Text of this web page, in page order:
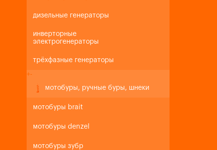
дизельные генераторы
инверторные
электрогенераторы
трёхфазные генераторы
+-
мотобуры, ручные буры, шнеки
мотобуры brait
мотобуры denzel
мотобуры зубр